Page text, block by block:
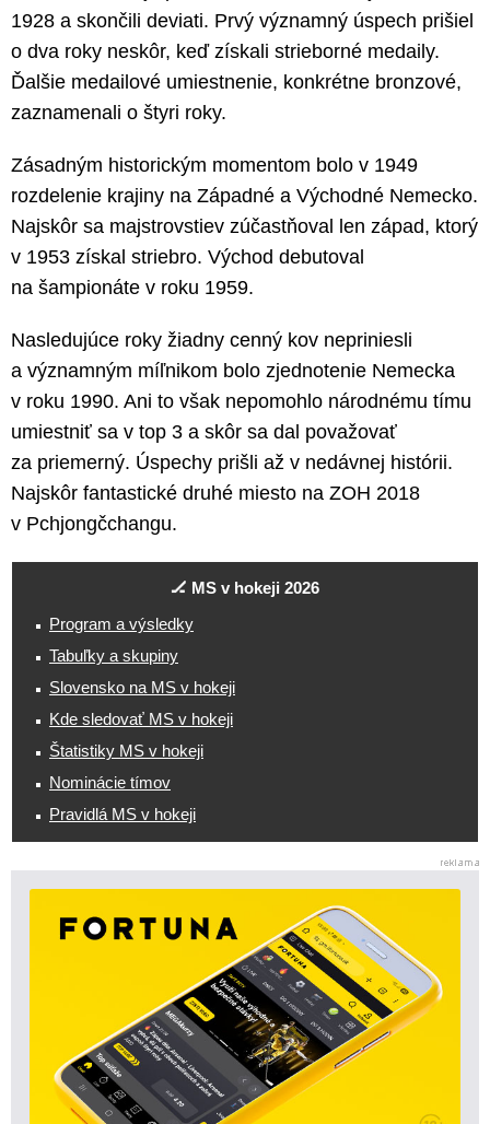
1928 a skončili deviati. Prvý významný úspech prišiel
o dva roky neskôr, keď získali strieborné medaily.
Ďalšie medailové umiestnenie, konkrétne bronzové,
zaznamenali o štyri roky.
Zásadným historickým momentom bolo v 1949
rozdelenie krajiny na Západné a Východné Nemecko.
Najskôr sa majstrovstiev zúčastňoval len západ, ktorý
v 1953 získal striebro. Východ debutoval
na šampionáte v roku 1959.
Nasledujúce roky žiadny cenný kov nepriniesli
a významným míľnikom bolo zjednotenie Nemecka
v roku 1990. Ani to však nepomohlo národnému tímu
umiestniť sa v top 3 a skôr sa dal považovať
za priemerný. Úspechy prišli až v nedávnej histórii.
Najskôr fantastické druhé miesto na ZOH 2018
v Pchjongčchangu.
🏒 MS v hokeji 2026
Program a výsledky
Tabuľky a skupiny
Slovensko na MS v hokeji
Kde sledovať MS v hokeji
Štatistiky MS v hokeji
Nominácie tímov
Pravidlá MS v hokeji